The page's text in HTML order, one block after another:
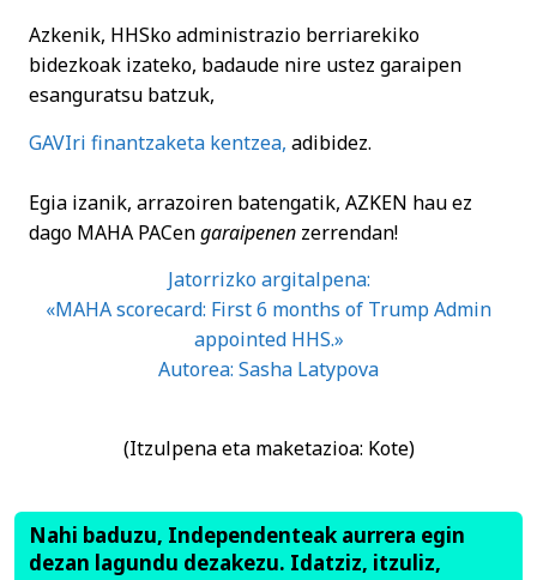
Azkenik, HHSko administrazio berriarekiko
bidezkoak izateko, badaude nire ustez garaipen
esanguratsu batzuk,
GAVIri finantzaketa kentzea, adibidez.
Egia izanik, arrazoiren batengatik, AZKEN hau ez
dago MAHA PACengaraipenen zerrendan!
Jatorrizko argitalpena:
«MAHA scorecard: First 6 months of Trump Admin
appointed HHS.»
Autorea: Sasha Latypova
(Itzulpena eta maketazioa: Kote)
Nahi baduzu, Independenteak aurrera egin
dezan lagundu dezakezu. Idatziz, itzuliz,